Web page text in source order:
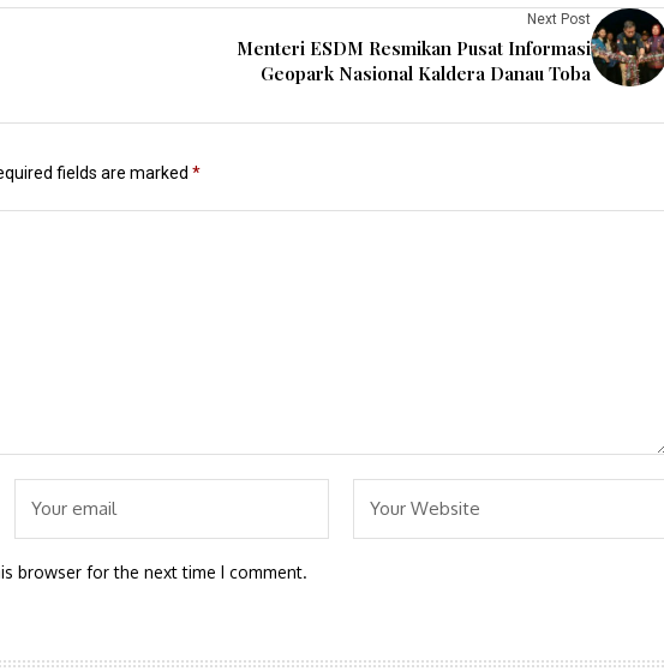
Next Post
Menteri ESDM Resmikan Pusat Informasi
Geopark Nasional Kaldera Danau Toba
fields are marked *
browser for the next time I comment.